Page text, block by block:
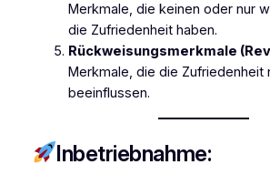
Merkmale, die keinen oder nur
die Zufriedenheit haben.
Rückweisungsmerkmale
Merkmale, die die Zufriedenheit
beeinflussen.
Inbetriebnahme: